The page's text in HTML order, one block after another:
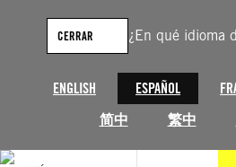
¿En qué idioma
ENGLISH ESPAÑOL
简中
繁中
CERRAR
contenido